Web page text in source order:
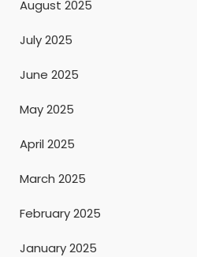
August 2025
July 2025
June 2025
May 2025
April 2025
March 2025
February 2025
January 2025